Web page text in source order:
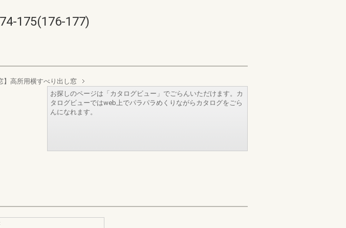
175(176-177)
】高所用横すべり出し窓
お探しのページは「カタログビュー」でごらんいただけます。カ
タログビューではweb上でパラパラめくりながらカタログをごら
んになれます。